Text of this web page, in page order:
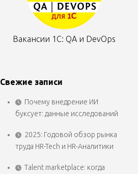
Вакансии 1С: QA и DevOps
Свежие записи
Почему внедрение ИИ
буксует: данные исследований
2025: Годовой обзор рынка
труда HR-Tech и HR-Аналитики
Talent marketplace: когда